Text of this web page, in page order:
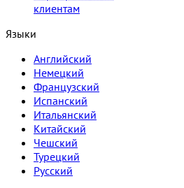
клиентам
Языки
Английский
Немецкий
Французский
Испанский
Итальянский
Китайский
Чешский
Турецкий
Русский